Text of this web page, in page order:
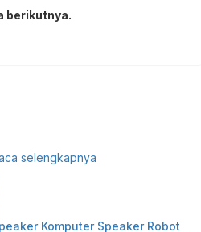
berikutnya.
selengkapnya
Komputer Speaker Robot